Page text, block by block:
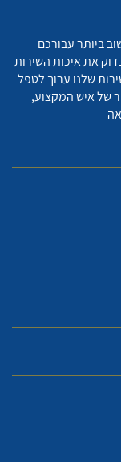
ביותר עבורכם
את איכות השירות
שלנו ערוך לטפל
של איש המקצוע,